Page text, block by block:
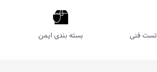
فنی بسته بندی ایمن